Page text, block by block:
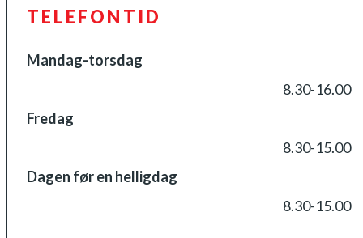
TELEFONTID
Mandag-torsdag
8.30-16.00
Fredag
8.30-15.00
Dagen før en helligdag
8.30-15.00